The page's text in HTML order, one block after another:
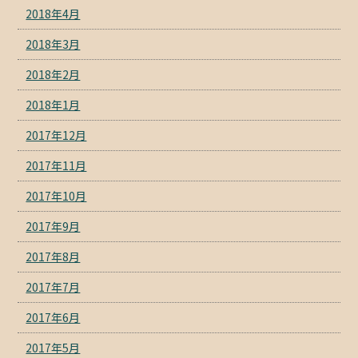
2018年4月
2018年3月
2018年2月
2018年1月
2017年12月
2017年11月
2017年10月
2017年9月
2017年8月
2017年7月
2017年6月
2017年5月